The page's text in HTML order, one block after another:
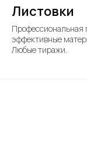
Листовки
Профессиональная
эффективные
Любые тиражи.